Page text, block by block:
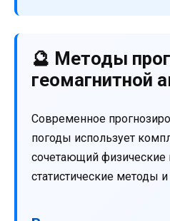
🔮 Методы
геомагнитной
Современное
погоды использует
сочетающий физические
статистические методы